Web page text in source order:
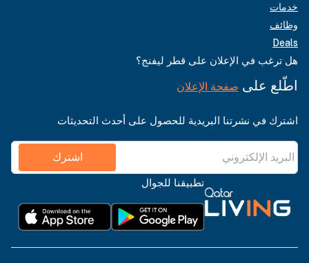
خدمات
وظائف
Deals
هل ترغب في الإعلان على قطر ليفنج؟
اطّلع على صفحة الإعلان
اشترك في نشرتنا البريدية للحصول على أحدث التحديثات
اشترك
تطبيقنا للجوال